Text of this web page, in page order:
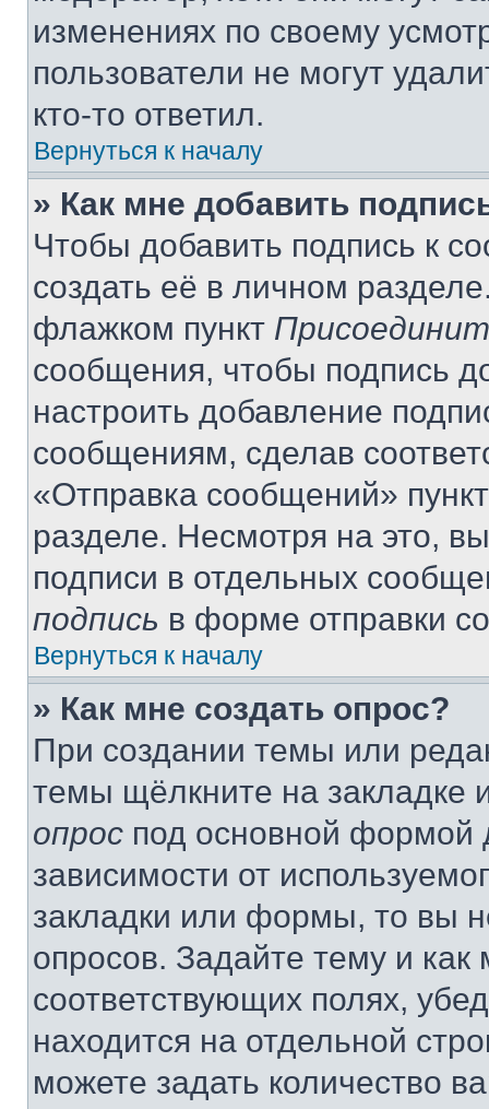
изменениях по своему
пользователи не могут
кто-то ответил.
Вернуться к началу
» Как мне добавить
Чтобы добавить подпись к
создать её в личном
флажком пункт
сообщения, чтобы подпись
настроить добавление
сообщениям, сделав
«Отправка сообщений»
разделе. Несмотря на это,
подписи в отдельных
подпись в форме отправки
Вернуться к началу
» Как мне создать опрос?
При создании темы или
темы щёлкните на
опрос под основной формой
зависимости от
закладки или формы, то вы
опросов. Задайте тему и
соответствующих полях,
находится на отдельной
можете задать количество